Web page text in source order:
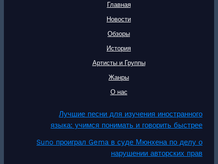
Главная
Новости
Обзоры
История
Артисты и Группы
Жанры
О нас
Лучшие песни для изучения иностранного
языка: учимся понимать и говорить быстрее
Suno проиграл Gema в суде Мюнхена по делу о
нарушении авторских прав